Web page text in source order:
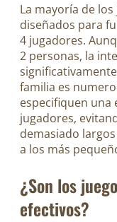
La mayoría de
diseñados para
4 jugadores.
2 personas, la
familia es
especifiquen una
jugadores,
demasiado
a los más
¿Son los
efectivos?